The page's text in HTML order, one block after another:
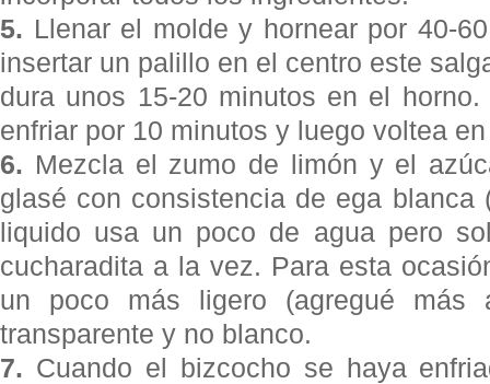
5. Llenar el molde y hornear por 40-
insertar un palillo en el centro este
dura unos 15-20 minutos en el
enfriar por 10 minutos y luego voltea
6. Mezcla el zumo de limón y el
glasé con consistencia de ega blanca
liquido usa un poco de agua pero
cucharadita a la vez. Para esta
un poco más ligero (agregué más
transparente y no blanco.
7. Cuando el bizcocho se haya